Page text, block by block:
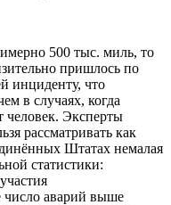
500 тыс. миль, то
пришлось по
инциденту, что
в случаях, когда
Эксперты
рассматривать как
Штатах немалая
статистики:
число аварий выше